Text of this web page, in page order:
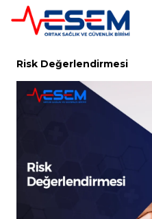
Risk Değerlendirmesi